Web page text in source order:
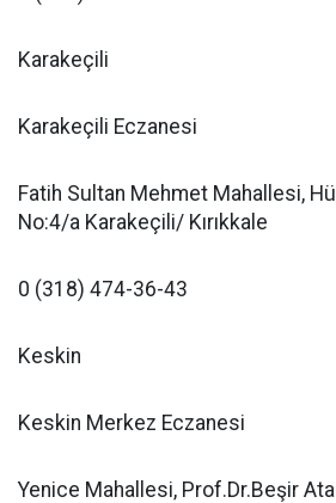
Karakeçili
Karakeçili Eczanesi
Fatih Sultan Mehmet Mahallesi,
No:4/a Karakeçili/ Kırıkkale
0 (318) 474-36-43
Keskin
Keskin Merkez Eczanesi
Yenice Mahallesi, Prof.Dr.Beşir